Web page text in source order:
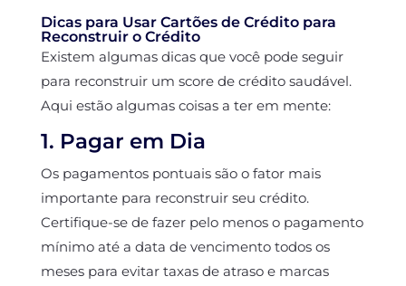
Dicas para Usar Cartões de Crédito para
Reconstruir o Crédito
Existem algumas dicas que você pode seguir
para reconstruir um score de crédito saudável.
Aqui estão algumas coisas a ter em mente:
1. Pagar em Dia
Os pagamentos pontuais são o fator mais
importante para reconstruir seu crédito.
Certifique-se de fazer pelo menos o pagamento
mínimo até a data de vencimento todos os
meses para evitar taxas de atraso e marcas